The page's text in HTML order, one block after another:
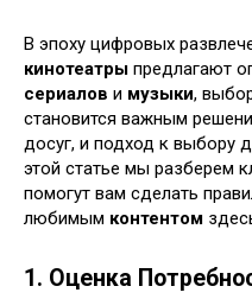
В эпоху цифровых
кинотеатры предлагают
сериалов и музыки,
становится важным
досуг, и подход к выбору
этой статье мы разберем
помогут вам сделать
любимым контентом
1. Оценка